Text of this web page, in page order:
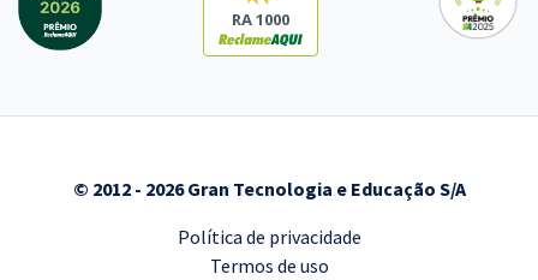
RA 1000
© 2012 - 2026 Gran Tecnologia e Educação S/A
Política de privacidade
Termos de uso